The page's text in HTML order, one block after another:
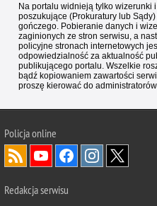
Na portalu widnieją tylko wizerunki
poszukujące (Prokuratury lub
gończego. Pobieranie danych i
zaginionych ze stron serwisu, a
policyjne stronach internetowych
odpowiedzialność za aktualność
publikującego portalu. Wszelkie
bądź kopiowaniem zawartości
proszę kierować do
Policjaonline
Redakcja serwisu